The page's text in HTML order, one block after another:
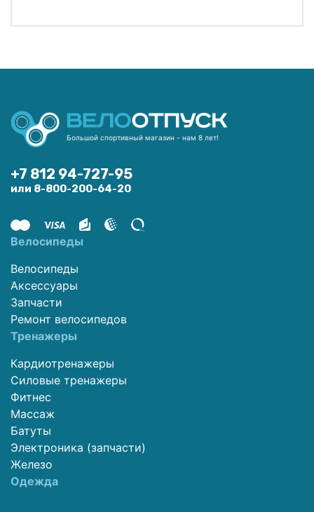
Большой спортивный магазин - нам 8 лет!
+7 812 94-727-95
или 8-800-200-64-20
Велосипеды
Велосипеды
Аксессуары
Запчасти
Ремонт велосипедов
Тренажеры
Кардиотренажеры
Силовые тренажеры
Фитнес
Массаж
Батуты
Электроника (запчасти)
Железо
Одежда